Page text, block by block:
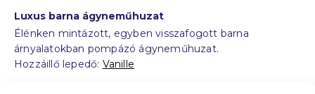
Luxus barna ágyneműhuzat
Élénken mintázott, egyben visszafogott barna
árnyalatokban pompázó ágyneműhuzat.
Hozzáillő lepedő: Vanille